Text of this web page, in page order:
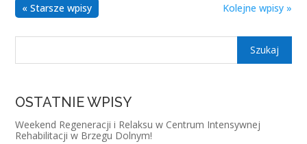
« Starsze wpisy Kolejne wpisy »
OSTATNIE WPISY
Weekend Regeneracji i Relaksu w Centrum Intensywnej
Rehabilitacji w Brzegu Dolnym!